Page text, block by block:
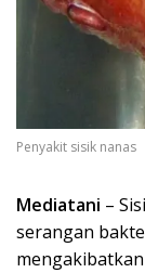
Penyakit sisik nanas
Mediatani –
serangan